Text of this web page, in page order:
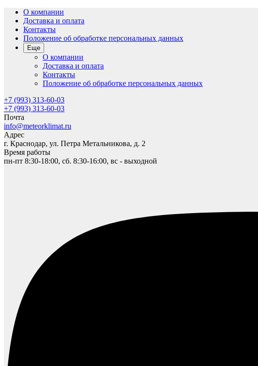
О компании
Доставка и оплата
Контакты
Положение об обработке персональных данных
Еще
О компании
Доставка и оплата
Контакты
Положение об обработке персональных данных
+7 (993) 313-60-03
+7 (993) 313-60-03
Почта
info@meteorklimat.ru
Адрес
г. Краснодар, ул. Петра Метальникова, д. 2
Время работы
пн-пт 8:30-18:00, сб. 8:30-16:00, вс - выходной